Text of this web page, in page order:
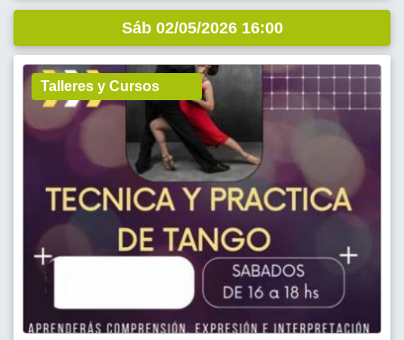
Sáb 02/05/2026 16:00
Talleres y Cursos